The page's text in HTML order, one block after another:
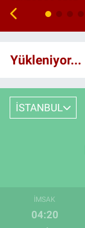
Yükleniyor...
İSTANBUL
İMSAK
04:20